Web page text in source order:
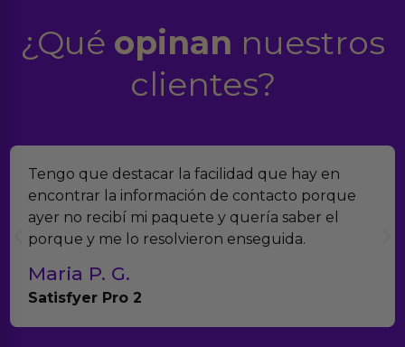
¿Qué opinan nuestros
clientes?
Encontramos Erotiks a través de Google y la
verdad es que nos han sorprendido. Tienen
muchísimos productos y han sido super atentos
con el seguimiento del pedido.
Teresa y Diego
Anna Huevo Vibrador